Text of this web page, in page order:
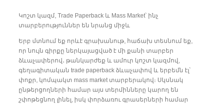
Կոշտ կազմ, Trade Paperback և Mass Market՝ ինչ
տարբերություններ են նրանց միջև
Երբ մտնում եք որևէ գրախանութ, հաճախ տեսնում եք,
որ նույն գիրքը ներկայացված է մի քանի տարբեր
ձևաչափերով․ թանկարժեք և ամուր կոշտ կազմով,
գեղագիտական trade paperback ձևաչափով և երբեմն էլ՝
փոքր, կոմպակտ mass market տարբերակով։ Սկսնակ
ընթերցողների համար այս տերմինները կարող են
շփոթեցնող լինել, իսկ փորձառու գրասերների համար